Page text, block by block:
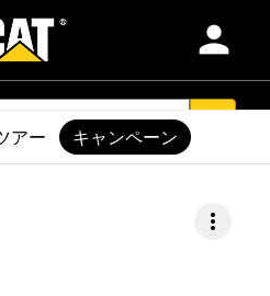
person
more_vert
アー キャンペーン